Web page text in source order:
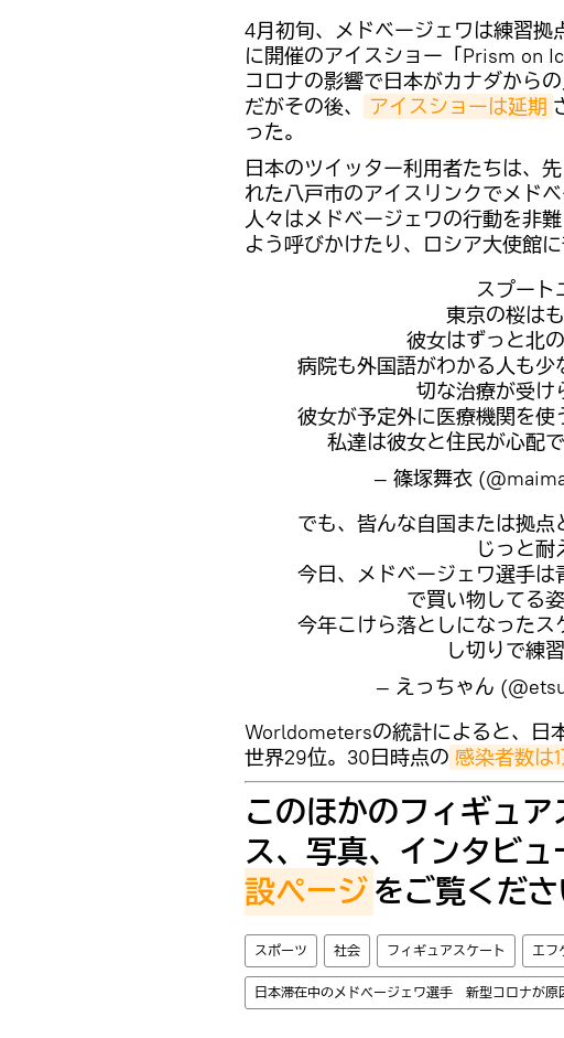
4月初旬、メドベージェワは練習拠
に開催のアイスショー「Prism on
コロナの影響で日本がカナダから
だがその後、
アイスショーは延期
った。
日本のツイッター利用者たちは、
れた八戸市のアイスリンクでメド
人々はメドベージェワの行動を非
よう呼びかけたり、ロシア大使館
スプート
東京の桜は
彼女はずっと北
病院も外国語がわかる人も
切な治療が受け
彼女が予定外に医療機関を使
私達は彼女と住民が心配
— 篠塚舞衣
でも、皆んな自国または拠
じっと耐
今日、メドベージェワ選手
で買い物してる
今年こけら落としになった
し切りで練
— えっちゃん
Worldometersの統計によると、日
世界29位。30日時点の 感染者数は
このほかのフィギュ
ス、写真、インタビ
設ページをご覧くださ
スポーツ 社会 フィギュアスケート エフ
日本滞在中のメドベージェワ選手 新型コロナが原